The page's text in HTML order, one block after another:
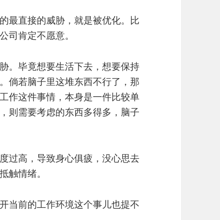
最直接的威胁，就是被优化。比
司肯定不愿意。
。毕竟想要生活下去，想要保持
倘若脑子里这堆东西不行了，那
作这件事情，本身是一件比较单
则需要考虑的东西多得多，脑子
过高，导致身心俱疲，没心思去
触情绪。
当前的工作环境这个事儿也提不